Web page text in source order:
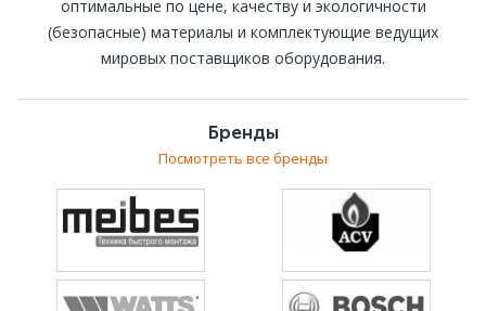
ПЕРЕЙТИ В ФОТОГАЛЕРЕЮ
оптимальные по цене, качеству и экологичности
(безопасные) материалы и комплектующие ведущих
мировых поставщиков оборудования.
Бренды
Посмотреть все бренды